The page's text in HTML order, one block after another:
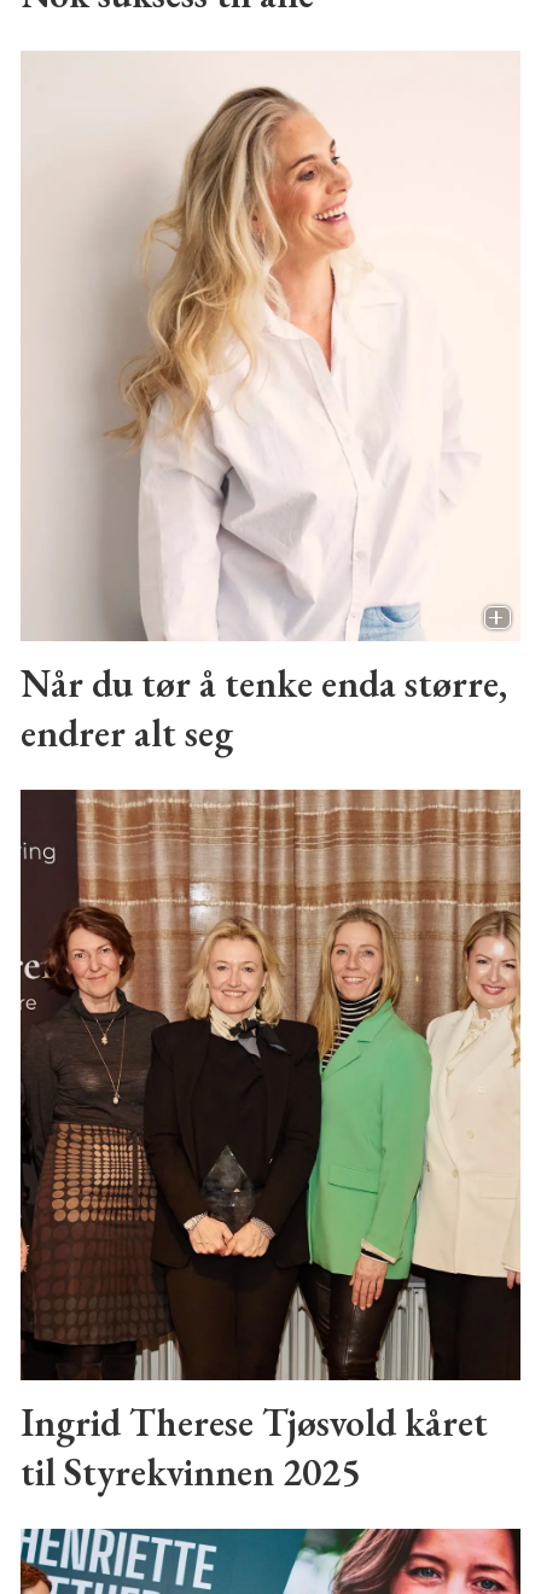
Når du tør å tenke enda større,
endrer alt seg
Ingrid Therese Tjøsvold kåret
til Styrekvinnen 2025